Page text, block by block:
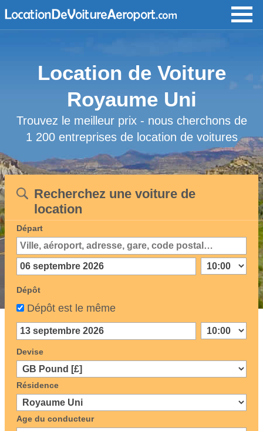
Location de Voiture
Royaume Uni
Trouvez le meilleur prix - nous cherchons de
1 200 entreprises de location de voitures
Recherchez une voiture de
location
Départ
Dépôt
Dépôt est le même
Devise
Résidence
Age du conducteur